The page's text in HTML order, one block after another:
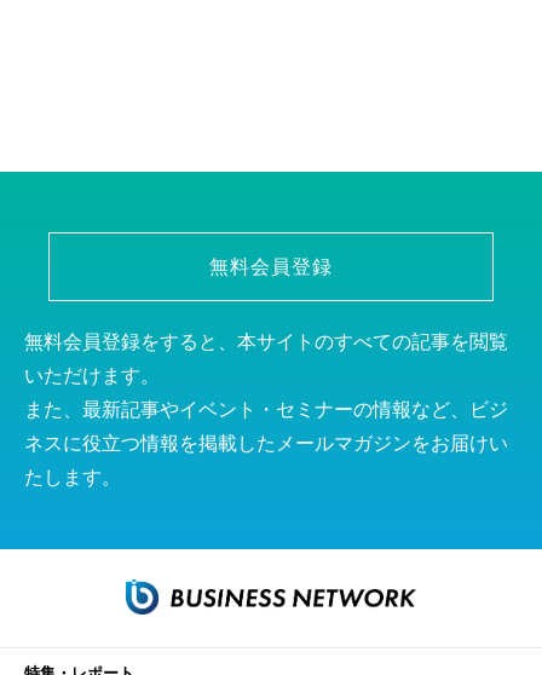
無料会員登録
無料会員登録をすると、本サイトのすべての記事を閲覧
いただけます。
また、最新記事やイベント・セミナーの情報など、ビジ
ネスに役立つ情報を掲載したメールマガジンをお届けい
たします。